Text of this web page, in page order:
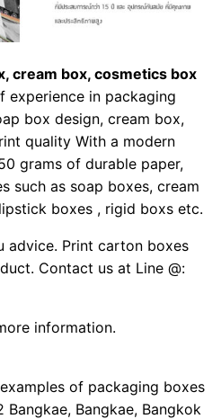
cream box, cosmetics box
experience in packaging
box design, cream box,
quality With a modern
grams of durable paper,
such as soap boxes, cream
boxes , rigid boxs etc.
advice. Print carton boxes
Contact us at Line @:
information.
of packaging boxes
Bangkae, Bangkae, Bangkok